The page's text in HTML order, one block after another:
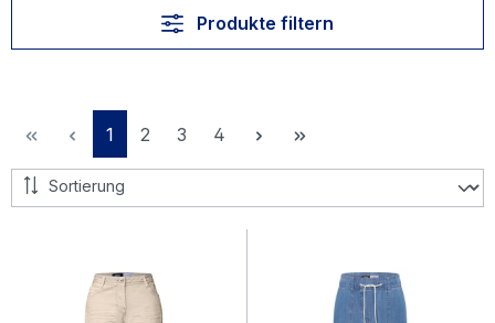
Produkte filtern
Seite
1 Seite
2 Seite
3 Seite
4